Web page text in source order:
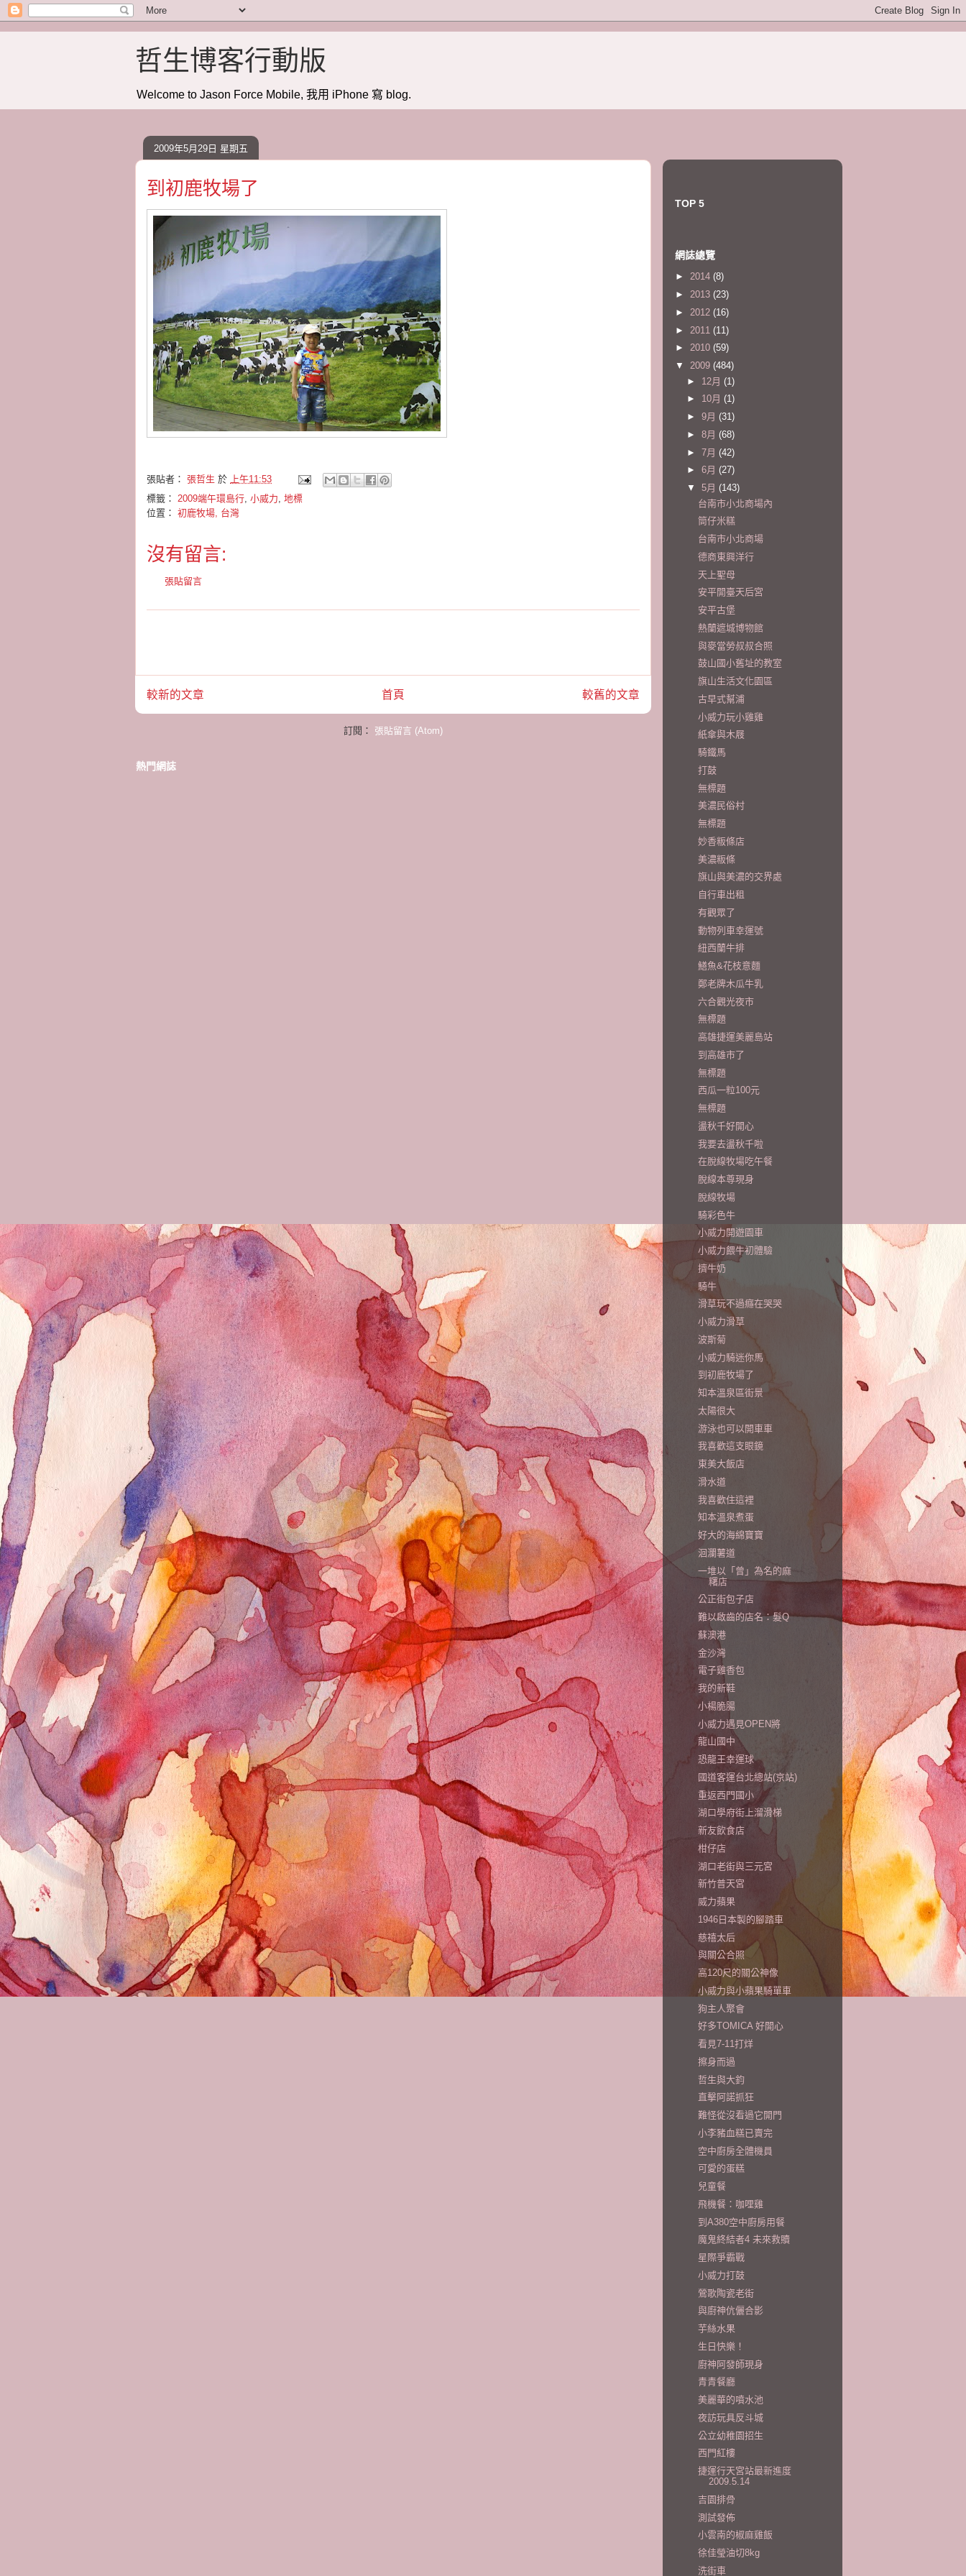
哲生博客行動版
Welcome to Jason Force Mobile, 我用 iPhone 寫 blog.
2009年5月29日 星期五
到初鹿牧場了
張貼者： 張哲生 於
上午11:53
標籤： 2009端午環島行, 小威力, 地標
位置： 初鹿牧場, 台灣
沒有留言:
張貼留言
較新的文章 較舊的文章
首頁
訂閱： 張貼留言 (Atom)
熱門網誌
TOP 5
網誌總覽
► 2014 (8)
► 2013 (23)
► 2012 (16)
► 2011 (11)
► 2010 (59)
▼ 2009 (484)
► 12月 (1)
► 10月 (1)
► 9月 (31)
► 8月 (68)
► 7月 (42)
► 6月 (27)
▼ 5月 (143)
台南市小北商場內
筒仔米糕
台南市小北商場
德商東興洋行
天上聖母
安平開臺天后宮
安平古堡
熱蘭遮城博物館
與麥當勞叔叔合照
鼓山國小舊址的教室
旗山生活文化園區
古早式幫浦
小威力玩小雞雞
紙傘與木屐
騎鐵馬
打鼓
無標題
美濃民俗村
無標題
妙香粄條店
美濃粄條
旗山與美濃的交界處
自行車出租
有觀眾了
動物列車幸運號
紐西蘭牛排
鱔魚&花枝意麵
鄭老牌木瓜牛乳
六合觀光夜市
無標題
高雄捷運美麗島站
到高雄市了
無標題
西瓜一粒100元
無標題
盪秋千好開心
我要去盪秋千啦
在脫線牧場吃午餐
脫線本尊現身
脫線牧場
騎彩色牛
小威力開遊園車
小威力餵牛初體驗
擠牛奶
騎牛
滑草玩不過癮在哭哭
小威力滑草
波斯菊
小威力騎迷你馬
到初鹿牧場了
知本溫泉區街景
太陽很大
游泳也可以開車車
我喜歡這支眼鏡
東美大飯店
滑水道
我喜歡住這裡
知本溫泉煮蛋
好大的海綿寶寶
洄瀾薯道
一堆以「曾」為名的麻
糬店
公正街包子店
難以啟齒的店名：髮Q
蘇澳港
金沙灣
電子雞香包
我的新鞋
小楊脆腸
小威力遇見OPEN將
龍山國中
恐龍王幸運球
國道客運台北總站(京站)
重返西門國小
湖口學府街上溜滑梯
新友飲食店
柑仔店
湖口老街與三元宮
新竹普天宮
威力蘋果
1946日本製的腳踏車
慈禧太后
與關公合照
高120尺的關公神像
小威力與小蘋果騎單車
狗主人聚會
好多TOMICA 好開心
看見7-11打烊
擦身而過
哲生與大鈞
直擊阿諾抓狂
難怪從沒看過它開門
小李豬血糕已賣完
空中廚房全體機員
可愛的蛋糕
兒童餐
飛機餐：咖哩雞
到A380空中廚房用餐
魔鬼終結者4 未來救贖
星際爭霸戰
小威力打鼓
鶯歌陶瓷老街
與廚神伉儷合影
芋絲水果
生日快樂！
廚神阿發師現身
青青餐廳
美麗華的噴水池
夜訪玩具反斗城
公立幼稚園招生
西門紅樓
捷運行天宮站最新進度
2009.5.14
吉園排骨
測試發佈
小雲南的椒麻雞飯
徐佳瑩油切8kg
洗街車